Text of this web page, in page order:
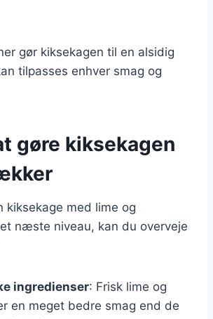
gør kiksekagen til en alsidig
tilpasses enhver smag og
gøre kiksekagen
kiksekage med lime og
næste niveau, kan du overveje
ingredienser: Frisk lime og
en meget bedre smag end de